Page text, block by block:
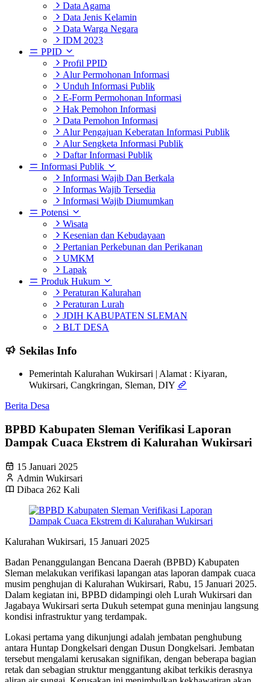
Data Agama
Data Jenis Kelamin
Data Warga Negara
IDM 2023
PPID
Profil PPID
Alur Permohonan Informasi
Unduh Informasi Publik
E-Form Permohonan Informasi
Hak Pemohon Informasi
Data Pemohon Informasi
Alur Pengajuan Keberatan Informasi Publik
Alur Sengketa Informasi Publik
Daftar Informasi Publik
Informasi Publik
Informasi Wajib Dan Berkala
Informas Wajib Tersedia
Informasi Wajib Diumumkan
Potensi
Wisata
Kesenian dan Kebudayaan
Pertanian Perkebunan dan Perikanan
UMKM
Lapak
Produk Hukum
Peraturan Kalurahan
Peraturan Lurah
JDIH KABUPATEN SLEMAN
BLT DESA
Sekilas Info
Pemerintah Kalurahan Wukirsari | Alamat : Kiyaran,
Wukirsari, Cangkringan, Sleman, DIY
Berita Desa
BPBD Kabupaten Sleman Verifikasi Laporan
Dampak Cuaca Ekstrem di Kalurahan Wukirsari
15 Januari 2025
Admin Wukirsari
Dibaca 262 Kali
Kalurahan Wukirsari, 15 Januari 2025
Badan Penanggulangan Bencana Daerah (BPBD) Kabupaten
Sleman melakukan verifikasi lapangan atas laporan dampak cuaca
musim penghujan di Kalurahan Wukirsari, Rabu, 15 Januari 2025.
Dalam kegiatan ini, BPBD didampingi oleh Lurah Wukirsari dan
Jagabaya Wukirsari serta Dukuh setempat guna meninjau langsung
kondisi infrastruktur yang terdampak.
Lokasi pertama yang dikunjungi adalah jembatan penghubung
antara Huntap Dongkelsari dengan Dusun Dongkelsari. Jembatan
tersebut mengalami kerusakan signifikan, dengan beberapa bagian
retak dan sebagian struktur menggantung akibat terkikis derasnya